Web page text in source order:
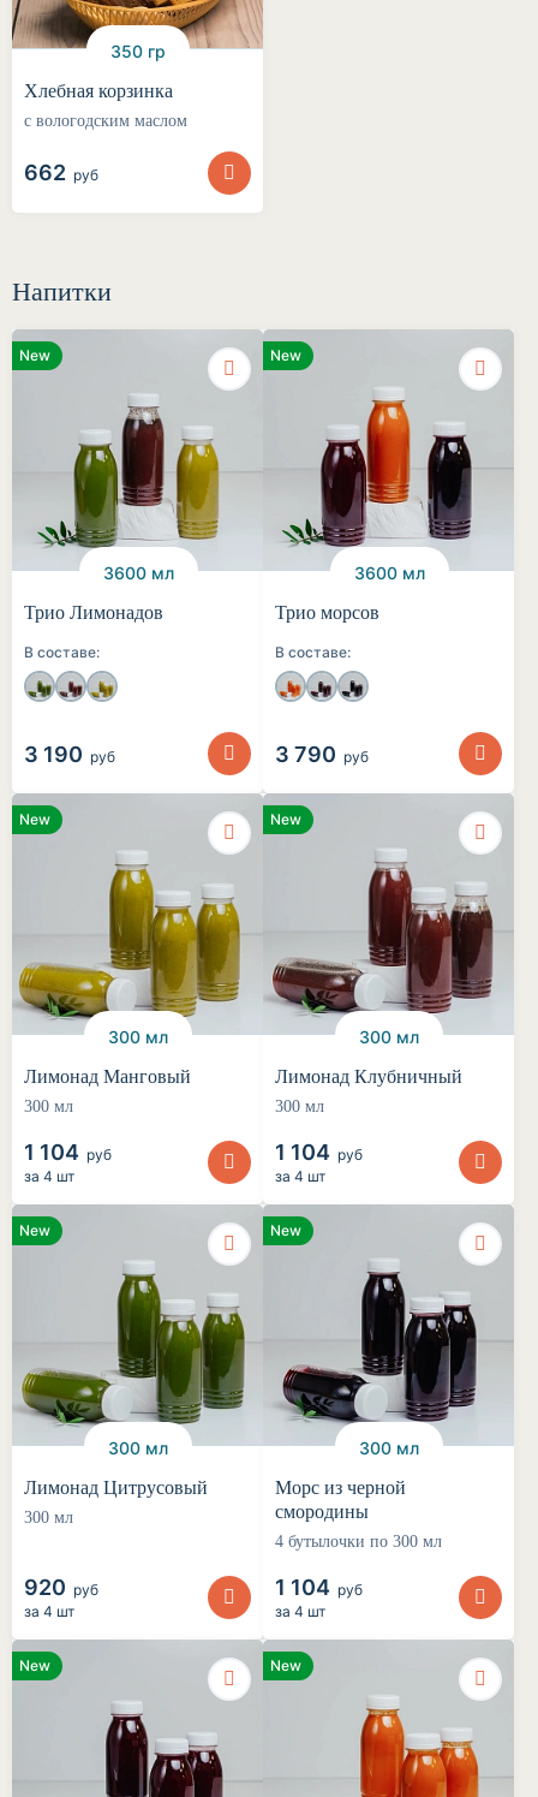
350 гр
Хлебная корзинка
с вологодским маслом
662 руб
Напитки
New
3600 мл
Трио Лимонадов
В составе:
3 190 руб
New
3600 мл
Трио морсов
В составе:
3 790 руб
New
300 мл
Лимонад Манговый
300 мл
1 104 руб
за 4 шт
New
300 мл
Лимонад Клубничный
300 мл
1 104 руб
за 4 шт
New
300 мл
Лимонад Цитрусовый
300 мл
920 руб
за 4 шт
New
300 мл
Морс из черной
смородины
4 бутылочки по 300 мл
1 104 руб
за 4 шт
New New